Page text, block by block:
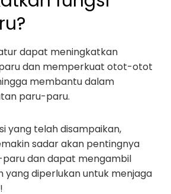
dapat meningkatkan
dan memperkuat otot-otot
membantu dalam
paru-paru.
yang telah disampaikan,
sadar akan pentingnya
dan dapat mengambil
yang diperlukan untuk menjaga